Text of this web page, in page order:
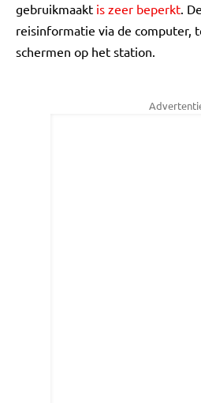
gebruikmaakt is zeer beperkt.
reisinformatie via de computer,
schermen op het station.